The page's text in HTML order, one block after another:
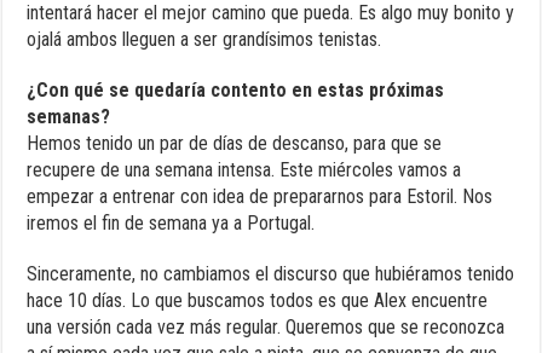
intentará hacer el mejor camino que pueda. Es algo muy bonito y
ojalá ambos lleguen a ser grandísimos tenistas.
¿Con qué se quedaría contento en estas próximas
semanas?
Hemos tenido un par de días de descanso, para que se
recupere de una semana intensa. Este miércoles vamos a
empezar a entrenar con idea de prepararnos para Estoril. Nos
iremos el fin de semana ya a Portugal.
Sinceramente, no cambiamos el discurso que hubiéramos tenido
hace 10 días. Lo que buscamos todos es que Alex encuentre
una versión cada vez más regular. Queremos que se reconozca